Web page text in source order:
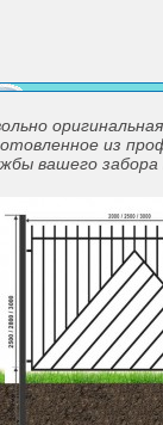
из
вашего забора